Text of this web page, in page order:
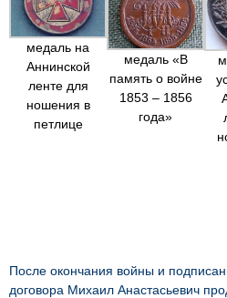
медаль на
Аннинской
ленте для
ношения в
петлице
медаль «В
память о войне
1853 – 1856
года»
После окончания войны и
договора Михаил Анастасьевич